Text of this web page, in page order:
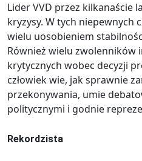
Lider VVD przez kilkanaście
kryzysy. W tych niepewnych
wielu uosobieniem
Również wielu zwolenników
krytycznych wobec decyzji
człowiek wie, jak sprawnie
przekonywania, umie
politycznymi i godnie
Rekordzista